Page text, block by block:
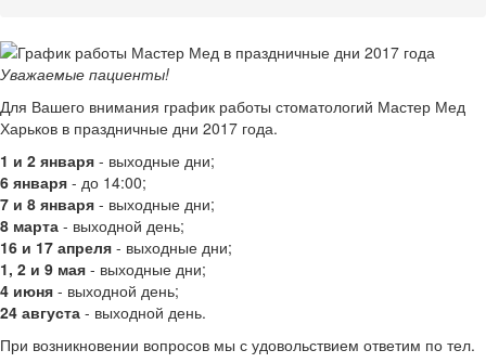
Уважаемые пациенты!
Для Вашего внимания график работы стоматологий Мастер Мед
Харьков в праздничные дни 2017 года.
1 и 2 января - выходные дни;
6 января - до 14:00;
7 и 8 января - выходные дни;
8 марта - выходной день;
16 и 17 апреля - выходные дни;
1, 2 и 9 мая - выходные дни;
4 июня - выходной день;
24 августа - выходной день.
При возникновении вопросов мы с удовольствием ответим по тел.